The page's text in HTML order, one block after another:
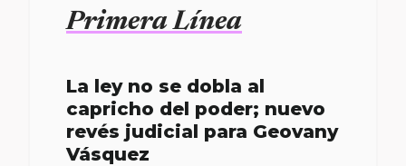
Primera Línea
La ley no se dobla al
capricho del poder; nuevo
revés judicial para Geovany
Vásquez